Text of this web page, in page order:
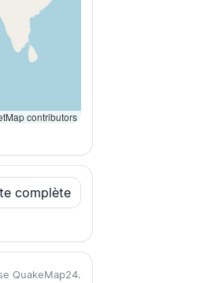
contributors
complète
QuakeMap24.